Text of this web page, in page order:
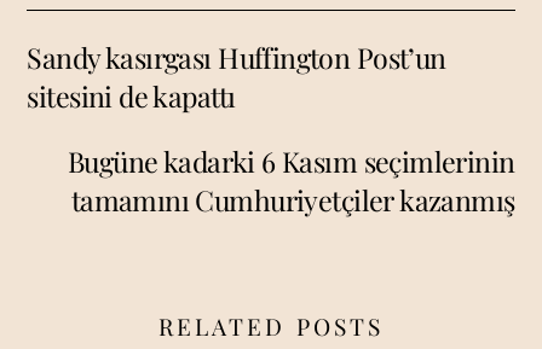
Sandy kasırgası Huffington Post’un
sitesini de kapattı
Bugüne kadarki 6 Kasım seçimlerinin
tamamını Cumhuriyetçiler kazanmış
RELATED POSTS